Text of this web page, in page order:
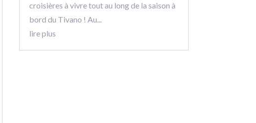
croisières à vivre tout au long de la saison à
bord du Tivano ! Au...
lire plus